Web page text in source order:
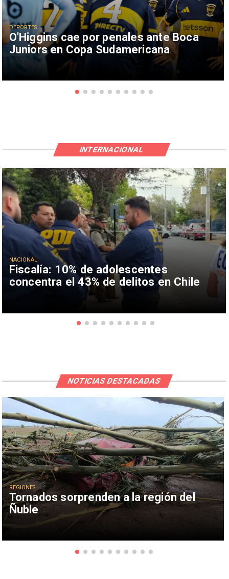
O'Higgins cae por penales ante Boca
Juniors en Copa Sudamericana
DEPORTES
Fiscalía: 10% de adolescentes
concentra el 43% de delitos en Chile
NACIONAL
INTERNACIONAL
Tornados sorprenden a la región del
Ñuble
REGIONES
NOTICIAS DESTACADAS